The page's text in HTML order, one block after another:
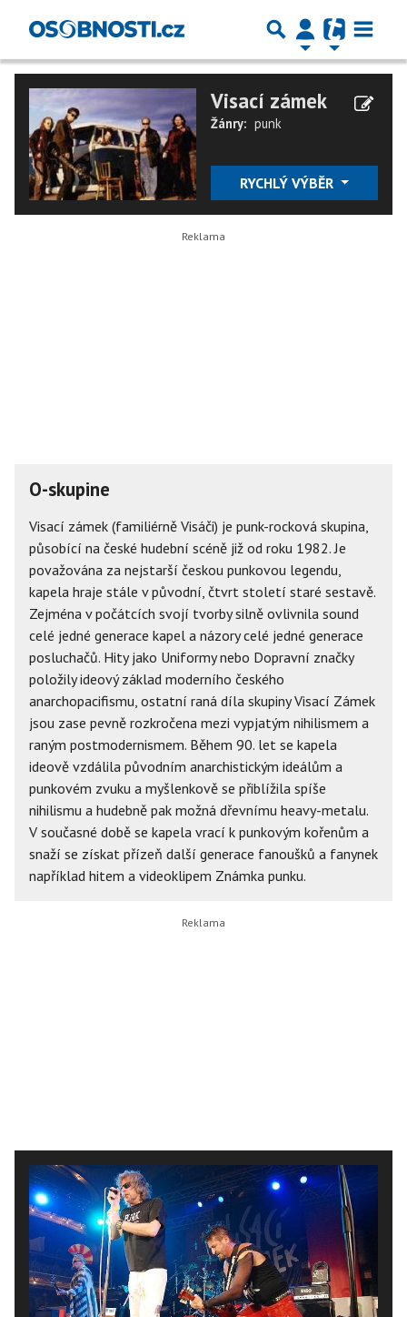
Visací zámek
Žánry: punk
RYCHLÝ VÝBĚR
O-skupine
Visací zámek (familiérně Visáči) je punk-rocková skupina,
působící na české hudební scéně již od roku 1982. Je
považována za nejstarší českou punkovou legendu,
kapela hraje stále v původní, čtvrt století staré sestavě.
Zejména v počátcích svojí tvorby silně ovlivnila sound
celé jedné generace kapel a názory celé jedné generace
posluchačů. Hity jako Uniformy nebo Dopravní značky
položily ideový základ moderního českého
anarchopacifismu, ostatní raná díla skupiny Visací Zámek
jsou zase pevně rozkročena mezi vypjatým nihilismem a
raným postmodernismem. Během 90. let se kapela
ideově vzdálila původním anarchistickým ideálům a
punkovém zvuku a myšlenkově se přiblížila spíše
nihilismu a hudebně pak možná dřevnímu heavy-metalu.
V současné době se kapela vrací k punkovým kořenům a
snaží se získat přízeň další generace fanoušků a fanynek
například hitem a videoklipem Známka punku.